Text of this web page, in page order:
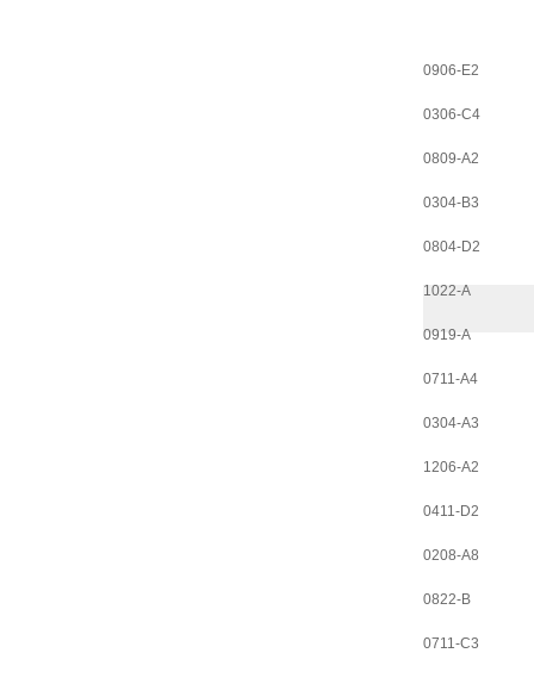
0906-E2
0306-C4
0809-A2
0304-B3
0804-D2
1022-A
0919-A
0711-A4
0304-A3
1206-A2
0411-D2
0208-A8
0822-B
0711-C3